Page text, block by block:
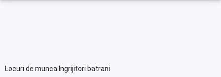
Locuri de munca Ingrijitori batrani